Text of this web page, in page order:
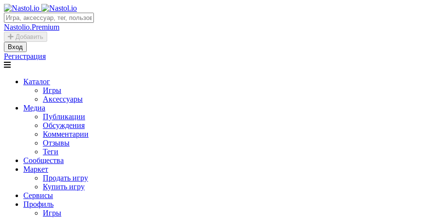
Nastolio.Premium
Добавить
Вход
Регистрация
Каталог
Игры
Аксессуары
Медиа
Публикации
Обсуждения
Комментарии
Отзывы
Теги
Сообщества
Маркет
Продать игру
Купить игру
Сервисы
Профиль
Игры